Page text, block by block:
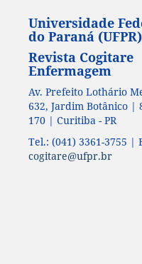
Universidade
do Paraná (UFPR)
Revista Cogitare
Enfermagem
Av. Prefeito Lothário
632, Jardim Botânico |
170 | Curitiba - PR
Tel.: (041) 3361-3755 |
cogitare@ufpr.br